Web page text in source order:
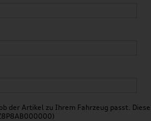
der Artikel zu Ihrem Fahrzeug passt. Diese